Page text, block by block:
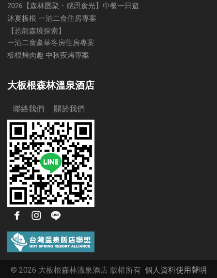
2026【森林團聚・感恩食光】中餐一日遊
沐夏板根 一泊二食住房專案
【恐龍森境探索】
一泊二食豪華客房住房專案
板根烤肉趣 中秋夜烤專案
大板根森林溫泉酒店
聯絡我們 關於我們
© 2026 大板根森林溫泉酒店 版權所有 個人資料使用聲明